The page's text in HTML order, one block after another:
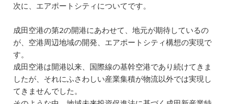
次に、エアポートシティについてです。
成田空港の第2の開港にあわせて、地元が期待しているの
が、空港周辺地域の開発、エアポートシティ構想の実現で
す。
成田空港は開港以来、国際線の基幹空港であり続けてきま
したが、それにふさわしい産業集積が物流以外では実現し
てきませんでした。